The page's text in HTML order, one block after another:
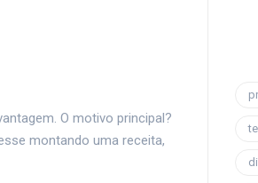
O motivo principal?
montando uma receita,